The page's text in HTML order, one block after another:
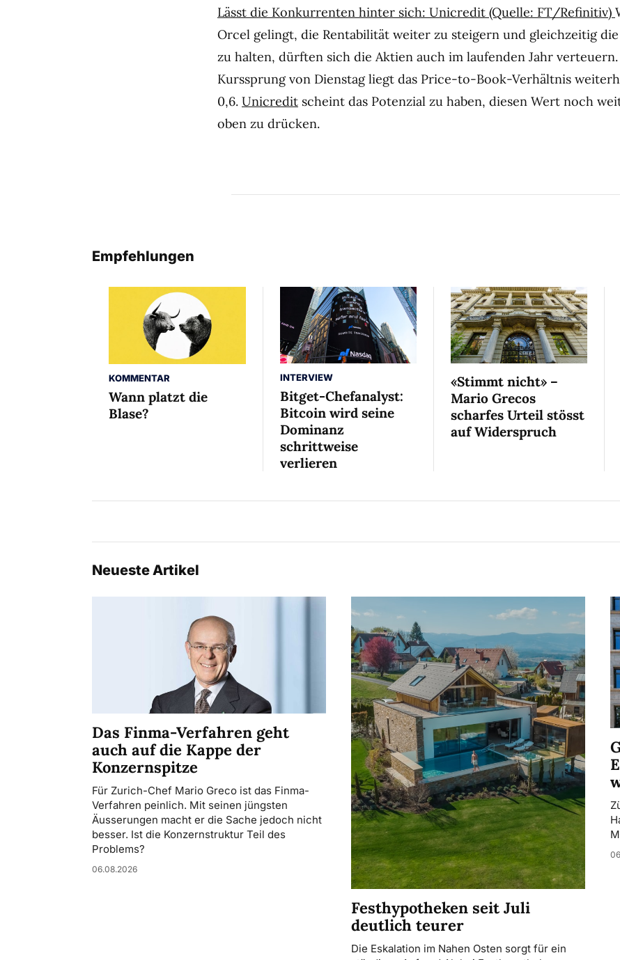
Lässt die Konkurrenten hinter sich: Unicredit (Quelle: FT/Refinitiv)
Orcel gelingt, die Rentabilität weiter zu steigern und gleichzeitig
zu halten, dürften sich die Aktien auch im laufenden Jahr
Kurssprung von Dienstag liegt das Price-to-Book-Verhältnis
0,6. Unicredit scheint das Potenzial zu haben, diesen Wert noch
oben zu drücken.
Empfehlungen
KOMMENTAR
Wann platzt die
Blase?
INTERVIEW
Bitget-Chefanalyst:
Bitcoin wird seine
Dominanz
schrittweise
verlieren
«Stimmt nicht» –
Mario Grecos
scharfes Urteil stösst
auf Widerspruch
Neueste Artikel
Das Finma-Verfahren geht
auch auf die Kappe der
Konzernspitze
Für Zurich-Chef Mario Greco ist das Finma-
Verfahren peinlich. Mit seinen jüngsten
Äusserungen macht er die Sache jedoch nicht
besser. Ist die Konzernstruktur Teil des
Problems?
06.08.2026
Festhypotheken seit Juli
deutlich teurer
Die Eskalation im Nahen Osten sorgt für ein